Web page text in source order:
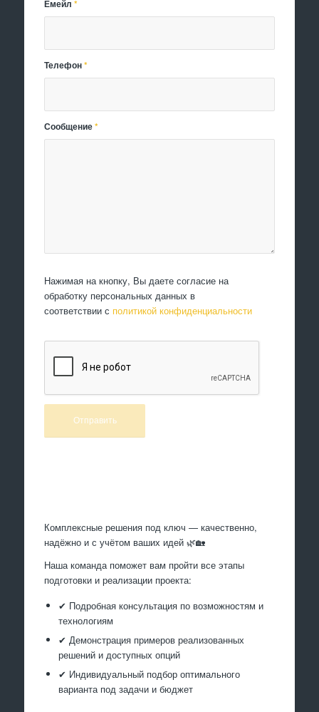
Емейл*
Телефон*
Сообщение*
Нажимая на кнопку, Вы даете согласие на
обработку персональных данных в
соответствии с политикой конфиденциальности
Комплексные решения под ключ — качественно,
надёжно и с учётом ваших идей 🌿🏡
Наша команда поможет вам пройти все этапы
подготовки и реализации проекта:
✔ Подробная консультация по возможностям и
технологиям
✔ Демонстрация примеров реализованных
решений и доступных опций
✔ Индивидуальный подбор оптимального
варианта под задачи и бюджет